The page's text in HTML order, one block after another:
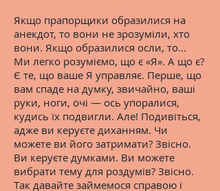
Якщо прапорщики образилися на
анекдот, то вони не зрозуміли, хто
вони. Якщо образилися осли, то...
Ми легко розуміємо, що є «Я». А що є?
Є те, що ваше Я управляє. Перше, що
вам спаде на думку, звичайно, ваші
руки, ноги, очі — ось упоралися,
кудись їх подвигли. Але! Подивіться,
адже ви керуєте диханням. Чи
можете ви його затримати? Звісно.
Ви керуєте думками. Ви можете
вибрати тему для роздумів? Звісно.
Так давайте займемося справою і